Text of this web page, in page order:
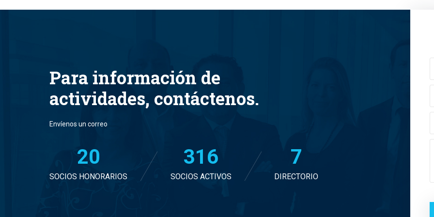
Para información de
actividades, contáctenos.
Envíenos un correo
20
SOCIOS HONORARIOS
327
SOCIOS ACTIVOS
7
DIRECTORIO